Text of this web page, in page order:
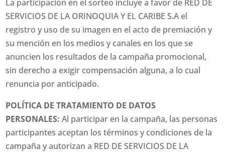
La participación en el sorteo incluye a favor de RED DE
SERVICIOS DE LA ORINOQUIA Y EL CARIBE S.A el
registro y uso de su imagen en el acto de premiación y
su mención en los medios y canales en los que se
anuncien los resultados de la campaña promocional,
sin derecho a exigir compensación alguna, a lo cual
renuncia por anticipado.
POLÍTICA DE TRATAMIENTO DE DATOS
PERSONALES:Al participar en la campaña, las personas
participantes aceptan los términos y condiciones de la
campaña y autorizan a RED DE SERVICIOS DE LA